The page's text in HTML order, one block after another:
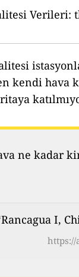
Verileri:
kendi hava
ne kadar
Rancagua I,
https://